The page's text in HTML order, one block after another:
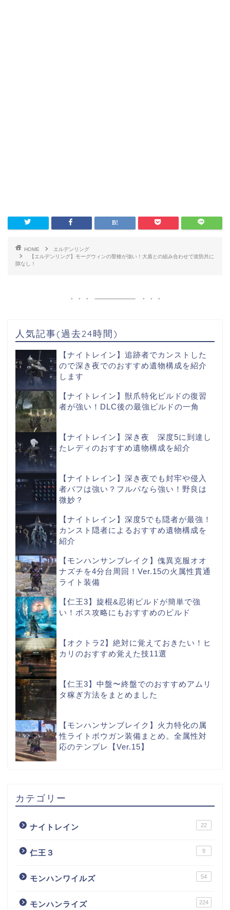
HOME
エルデンリング
【エルデンリング】モーグウィンの聖槍が強い！大盾との組み合わせで攻防共に
隙なし！
人気記事(過去24時間)
【ナイトレイン】追跡者でカンストした
ので深き夜でのおすすめ遺物構成を紹介
します
【ナイトレイン】獣爪特化ビルドの復習
者が強い！DLC後の最強ビルドの一角
【ナイトレイン】深き夜 深度5に到達し
たレディのおすすめ遺物構成を紹介
【ナイトレイン】深き夜でも封牢や侵入
者バフは強い？フルパなら強い！野良は
微妙？
【ナイトレイン】深度5でも隠者が最強！
カンスト隠者によるおすすめ遺物構成を
紹介
【モンハンサンブレイク】傀異克服オオ
ナズチを4分台周回！Ver.15の火属性貫通
ライト装備
【仁王3】旋棍&忍術ビルドが簡単で強
い！ボス攻略にもおすすめのビルド
【オクトラ2】絶対に覚えておきたい！ヒ
カリのおすすめ覚えた技11選
【仁王3】中盤〜終盤でのおすすめアムリ
タ稼ぎ方法をまとめました
【モンハンサンブレイク】火力特化の属
性ライトボウガン装備まとめ。全属性対
応のテンプレ【Ver.15】
カテゴリー
ナイトレイン 22
仁王３ 9
モンハンワイルズ 54
モンハンライズ 224